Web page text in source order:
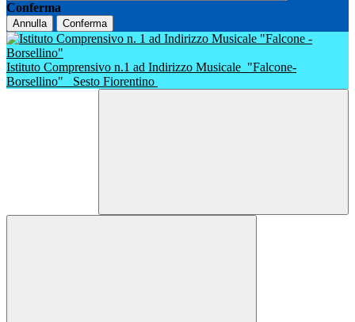
Conferma
Annulla Conferma
Istituto Comprensivo n.1 ad Indirizzo Musicale "Falcone-
Borsellino"
Sesto Fiorentino